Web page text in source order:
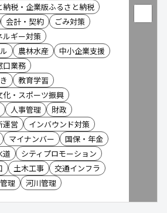
納税・企業版ふるさと納税
会計・契約
ごみ対策
ルギー対策
農林水産
中小企業支援
口業務
教育学習
化・スポーツ振興
人事管理
財政
運営
インバウンド対策
マイナンバー
国保・年金
道
シティプロモーション
土木工事
交通インフラ
理
河川管理